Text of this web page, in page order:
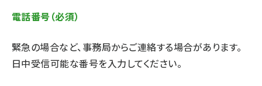
電話番号（必須）
緊急の場合など、事務局からご連絡する場合があります。
日中受信可能な番号を入力してください。